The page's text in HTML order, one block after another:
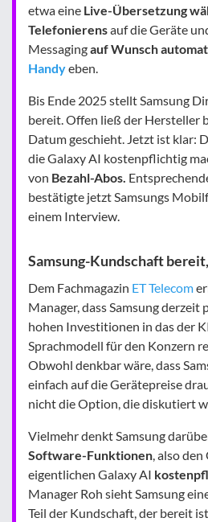
etwa eine Live-Übersetzung
Telefonierensauf die Geräte
Messagingauf Wunsch
Handyeben.
Bis Ende 2025 stellt Samsung
bereit. Offen ließ der Hersteller
Datum geschieht. Jetzt ist klar:
die Galaxy AI kostenpflichtig
von Bezahl-Abos.
bestätigte jetzt Samsungs
einem Interview.
Samsung-Kundschaft
Dem Fachmagazin ET Telecom
Manager, dass Samsung derzeit
hohen Investitionen in das der
Sprachmodell für den Konzern
Obwohl denkbar wäre, dass
einfach auf die Gerätepreise
nicht die Option, die diskutiert
Vielmehr denkt Samsung
Software-Funktionen, also
eigentlichen Galaxy AI
Manager Roh sieht Samsung
Teil der Kundschaft, der bereit